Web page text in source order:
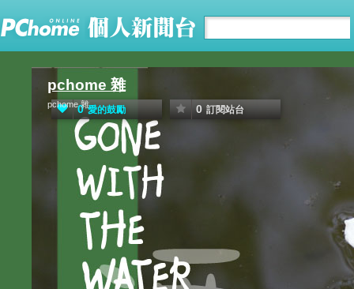
pchome 雜
pchome 雜
0 愛的鼓勵 0 訂閱站台